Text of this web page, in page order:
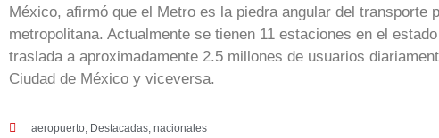
México, afirmó que el Metro es la piedra angular del transporte
metropolitana. Actualmente se tienen 11 estaciones en el
traslada a aproximadamente 2.5 millones de usuarios
Ciudad de México y viceversa.
aeropuerto, Destacadas, nacionales